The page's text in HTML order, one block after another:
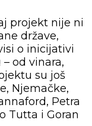
projekt nije ni
države,
o inicijativi
od vinara,
su još
Njemačke,
Petra
Tutta i Goran